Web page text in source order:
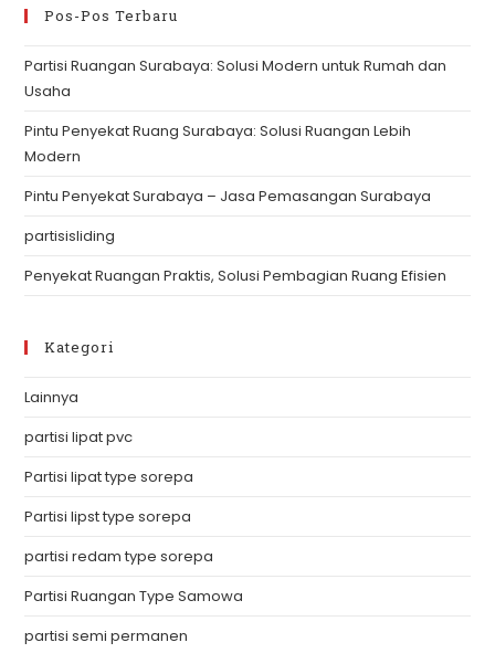
Pos-Pos Terbaru
Partisi Ruangan Surabaya: Solusi Modern untuk Rumah dan
Usaha
Pintu Penyekat Ruang Surabaya: Solusi Ruangan Lebih
Modern
Pintu Penyekat Surabaya – Jasa Pemasangan Surabaya
partisisliding
Penyekat Ruangan Praktis, Solusi Pembagian Ruang Efisien
Kategori
Lainnya
partisi lipat pvc
Partisi lipat type sorepa
Partisi lipst type sorepa
partisi redam type sorepa
Partisi Ruangan Type Samowa
partisi semi permanen